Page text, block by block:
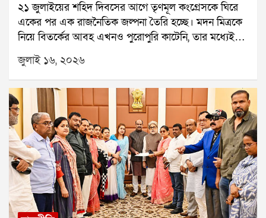
২১ জুলাইয়ের শহিদ দিবসের আগে তৃণমূল কংগ্রেসকে ঘিরে
একের পর এক রাজনৈতিক জল্পনা তৈরি হচ্ছে। মদন মিত্রকে
নিয়ে বিতর্কের আবহ এখনও পুরোপুরি কাটেনি, তার মধ্যেই
রাজ্যসভার সদস্য পদ থেকে ইস্তফা দিয়েছেন অভিনেত্রী তথা
তৃণমূলের সাংসদ কোয়েল মল্লিক। একই সঙ্গে দলের গুরুত্বপূর্ণ
পদ থেকেও সরে দাঁড়ানোর সিদ্ধান্ত নিয়েছেন মণীশ গুপ্ত। ফলে
শাসক শিবিরে নতুন করে শুরু হয়েছে নানা আলোচনা।
রাজ্যসভা থেকে পদত্যাগের পর কোয়েল মল্লিকের বিজেপির
সর্বভারতীয় নেতা ভূপেন্দ্র যাদবের সঙ্গে সাক্ষাৎ রাজনৈতিক
মহলে আরও কৌতূহল বাড়িয়ে দিয়েছে। এই সাক্ষাতের পর
থেকেই প্রশ্ন উঠতে শুরু করেছে, তবে কি তিনি
রাজনৈতিকভাবে নতুন কোনও সিদ্ধান্তের পথে হাঁটছেন? যদিও
এখনও পর্যন্ত কোয়েল মল্লিক বা বিজেপির পক্ষ থেকে
আনুষ্ঠানিকভাবে এ বিষয়ে কোনও মন্তব্য করা হয়নি। তাই
জুলাই ১৬, ২০২৬